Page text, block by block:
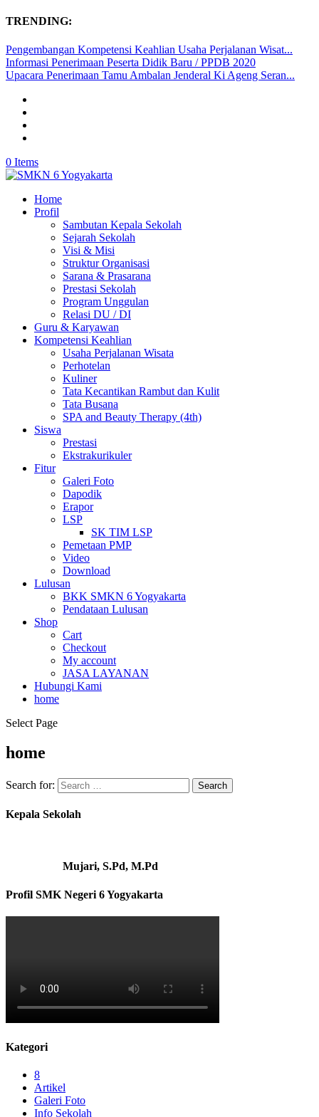
TRENDING:
Pengembangan Kompetensi Keahlian Usaha Perjalanan Wisat...
Informasi Penerimaan Peserta Didik Baru / PPDB 2020
Upacara Penerimaan Tamu Ambalan Jenderal Ki Ageng Seran...
0 Items
Home
Profil
Sambutan Kepala Sekolah
Sejarah Sekolah
Visi & Misi
Struktur Organisasi
Sarana & Prasarana
Prestasi Sekolah
Program Unggulan
Relasi DU / DI
Guru & Karyawan
Kompetensi Keahlian
Usaha Perjalanan Wisata
Perhotelan
Kuliner
Tata Kecantikan Rambut dan Kulit
Tata Busana
SPA and Beauty Therapy (4th)
Siswa
Prestasi
Ekstrakurikuler
Fitur
Galeri Foto
Dapodik
Erapor
LSP
SK TIM LSP
Pemetaan PMP
Video
Download
Lulusan
BKK SMKN 6 Yogyakarta
Pendataan Lulusan
Shop
Cart
Checkout
My account
JASA LAYANAN
Hubungi Kami
home
Select Page
home
Search for:
Kepala Sekolah
Mujari, S.Pd, M.Pd
Profil SMK Negeri 6 Yogyakarta
Kategori
8
Artikel
Galeri Foto
Info Sekolah